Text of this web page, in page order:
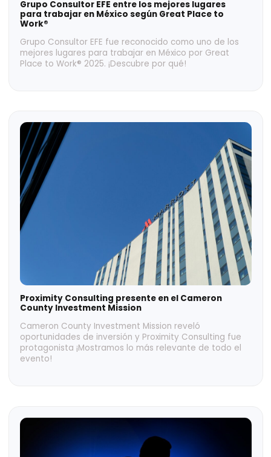
Grupo Consultor EFE entre los mejores lugares
para trabajar en México según Great Place to
Work®
Grupo Consultor EFE fue reconocido como uno de los
mejores lugares para trabajar en México por Great
Place to Work® 2025. ¡Descubre por qué!